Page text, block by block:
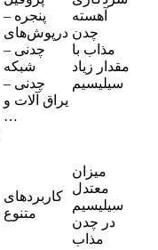
پنجره –
درپوش‌های
چدنی –
شبکه
چدنی –
یراق آلات و
…
آهسته
چدن
مذاب با
مقدار زیاد
سیلیسیم
کاربردهای
متنوع
میزان
معتدل
سیلیسیم
در چدن
مذاب